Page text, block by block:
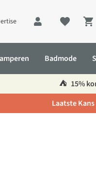
Badmode
⛺️ 15%
Laatste